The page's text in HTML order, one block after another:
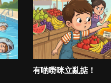
有啲嘢咪立亂掂！